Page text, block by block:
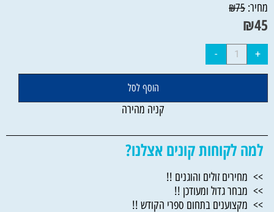
מחיר:
₪75
₪45
הוסף לסל
קניה מהירה
למה לקוחות קונים אצלנו?
>> מחירים זולים והוגנים !!
>> מבחר גדול ומעודכן !!
>> מקצוענים בתחום ספרי הקודש !!